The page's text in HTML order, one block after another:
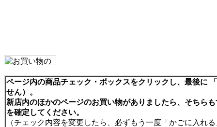
ページ内の商品チェック・ボックスをクリックし、最後に
せん）。
新店内のほかのページのお買い物がありましたら、そちら
を確定してください。
（チェック内容を変更したら、必ずもう一度「かごに入れ